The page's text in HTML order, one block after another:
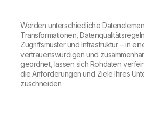
Werden unterschiedliche
Transformationen,
Zugriffsmuster und Infrastruktur – in
vertrauenswürdigen und
geordnet, lassen sich Rohdaten
die Anforderungen und Ziele Ihres
zuschneiden.